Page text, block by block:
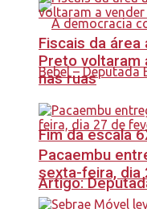
Fim da escala
Artigo:
Fiscais da área
Preto voltaram
nas ruas
Pacaembu
sexta-feira, dia